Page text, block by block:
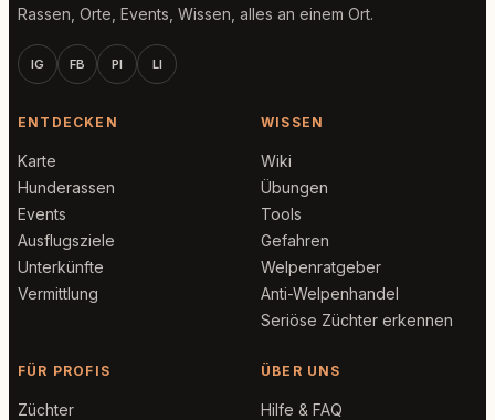
Rassen, Orte, Events, Wissen, alles an einem Ort.
IG FB PI LI
ENTDECKEN
Karte
Hunderassen
Events
Ausflugsziele
Unterkünfte
Vermittlung
WISSEN
Wiki
Übungen
Tools
Gefahren
Welpenratgeber
Anti-Welpenhandel
Seriöse Züchter erkennen
FÜR PROFIS
Züchter
ÜBER UNS
Hilfe & FAQ